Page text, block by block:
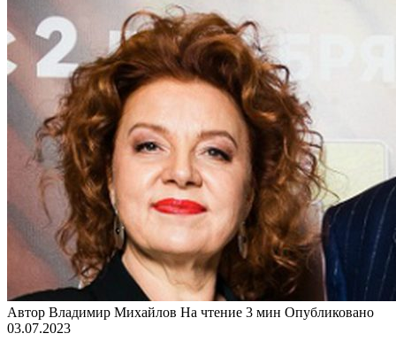
Автор Владимир Михайлов На чтение 3 мин Опубликовано
03.07.2023